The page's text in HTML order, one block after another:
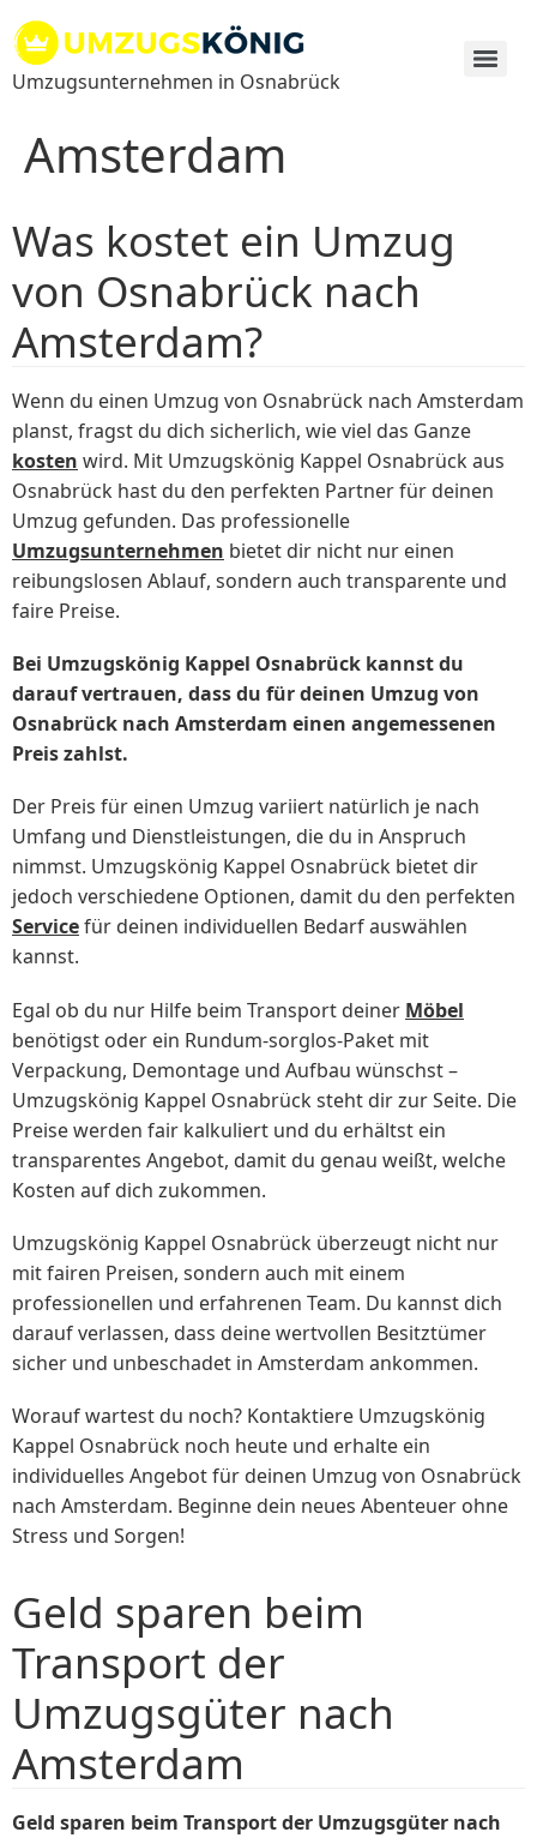
Inhalt
springen
Umzugsunternehmen in Osnabrück
Amsterdam
Was kostet ein Umzug
von Osnabrück nach
Amsterdam?
Wenn du einen Umzug von Osnabrück nach Amsterdam
planst, fragst du dich sicherlich, wie viel das Ganze
kosten wird. Mit Umzugskönig Kappel Osnabrück aus
Osnabrück hast du den perfekten Partner für deinen
Umzug gefunden. Das professionelle
Umzugsunternehmen bietet dir nicht nur einen
reibungslosen Ablauf, sondern auch transparente und
faire Preise.
Bei Umzugskönig Kappel Osnabrück kannst du
darauf vertrauen, dass du für deinen Umzug von
Osnabrück nach Amsterdam einen angemessenen
Preis zahlst.
Der Preis für einen Umzug variiert natürlich je nach
Umfang und Dienstleistungen, die du in Anspruch
nimmst. Umzugskönig Kappel Osnabrück bietet dir
jedoch verschiedene Optionen, damit du den perfekten
Servicefür deinen individuellen Bedarf auswählen
kannst.
Egal ob du nur Hilfe beim Transport deiner Möbel
benötigst oder ein Rundum-sorglos-Paket mit
Verpackung, Demontage und Aufbau wünschst –
Umzugskönig Kappel Osnabrück steht dir zur Seite. Die
Preise werden fair kalkuliert und du erhältst ein
transparentes Angebot, damit du genau weißt, welche
Kosten auf dich zukommen.
Umzugskönig Kappel Osnabrück überzeugt nicht nur
mit fairen Preisen, sondern auch mit einem
professionellen und erfahrenen Team. Du kannst dich
darauf verlassen, dass deine wertvollen Besitztümer
sicher und unbeschadet in Amsterdam ankommen.
Worauf wartest du noch? Kontaktiere Umzugskönig
Kappel Osnabrück noch heute und erhalte ein
individuelles Angebot für deinen Umzug von Osnabrück
nach Amsterdam. Beginne dein neues Abenteuer ohne
Stress und Sorgen!
Geld sparen beim
Transport der
Umzugsgüter nach
Amsterdam
Geld sparen beim Transport der Umzugsgüter nach